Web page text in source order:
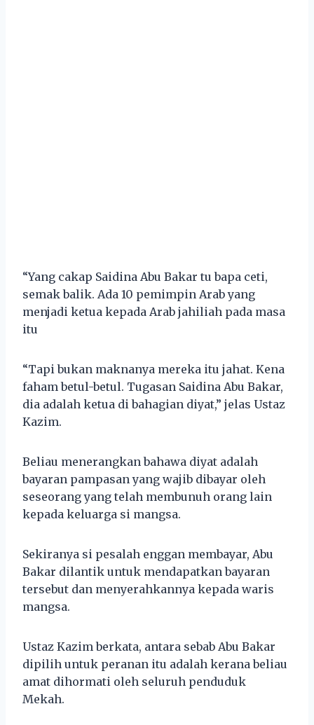
“Yang cakap Saidina Abu Bakar tu bapa ceti,
semak balik. Ada 10 pemimpin Arab yang
menjadi ketua kepada Arab jahiliah pada masa
itu
“Tapi bukan maknanya mereka itu jahat. Kena
faham betul-betul. Tugasan Saidina Abu Bakar,
dia adalah ketua di bahagian diyat,” jelas Ustaz
Kazim.
Beliau menerangkan bahawa diyat adalah
bayaran pampasan yang wajib dibayar oleh
seseorang yang telah membunuh orang lain
kepada keluarga si mangsa.
Sekiranya si pesalah enggan membayar, Abu
Bakar dilantik untuk mendapatkan bayaran
tersebut dan menyerahkannya kepada waris
mangsa.
Ustaz Kazim berkata, antara sebab Abu Bakar
dipilih untuk peranan itu adalah kerana beliau
amat dihormati oleh seluruh penduduk
Mekah.